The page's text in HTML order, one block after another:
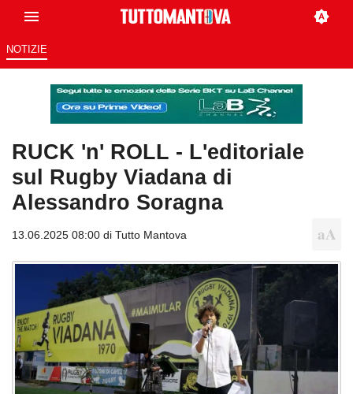
NOTIZIE
RUCK 'n' ROLL - L'editoriale
sul Rugby Viadana di
Alessandro Soragna
13.06.2025 08:00 di Tutto Mantova